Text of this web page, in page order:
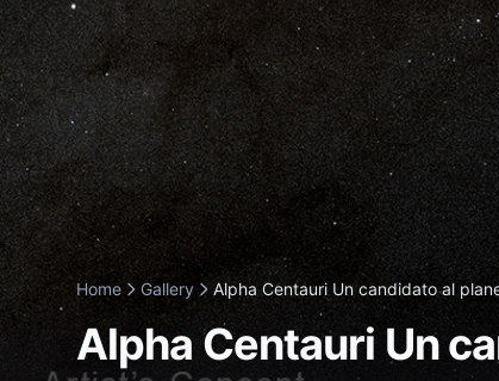
Home Gallery Alpha Centauri Un candidato al
Alpha Centauri Un